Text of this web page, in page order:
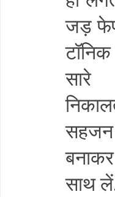
जड़
सारे
साथ